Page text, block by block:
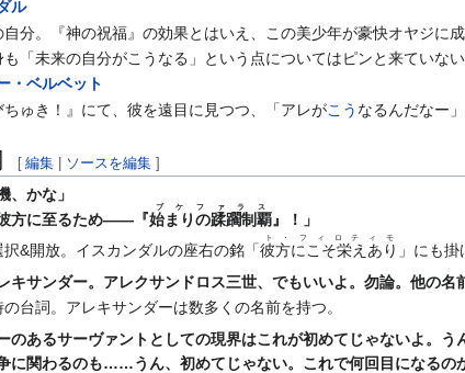
ル
自分。『神の祝福』の効果とはいえ、この美少年が豪快オヤジに
も「未来の自分がこうなる」という点についてはピンと来ていない
・ベルベット
ちゅき！』にて、彼を遠目に見つつ、「アレがこう なるんだなー
[ 編集 ソースを編集 ]
、かな」
彼方に至るため――『始まりの蹂躙制覇
ブケファラス
』！」
択&開放。イスカンダルの座右の銘「彼方にこそ栄えあり
ト・フィロティモ
」にも掛
キサンダー。アレクサンドロス三世、でもいいよ。勿論。他の名
の台詞。アレキサンダーは数多くの名前を持つ。
のあるサーヴァントとしての現界はこれが初めてじゃないよ。う
争に関わるのも……うん、初めてじゃない。これで何回目にな